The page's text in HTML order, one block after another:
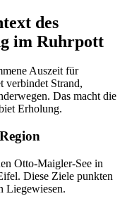
des
im Ruhrpott
Auszeit für
verbindet Strand,
Das macht die
Erholung.
Otto-Maigler-See in
Diese Ziele punkten
Liegewiesen.